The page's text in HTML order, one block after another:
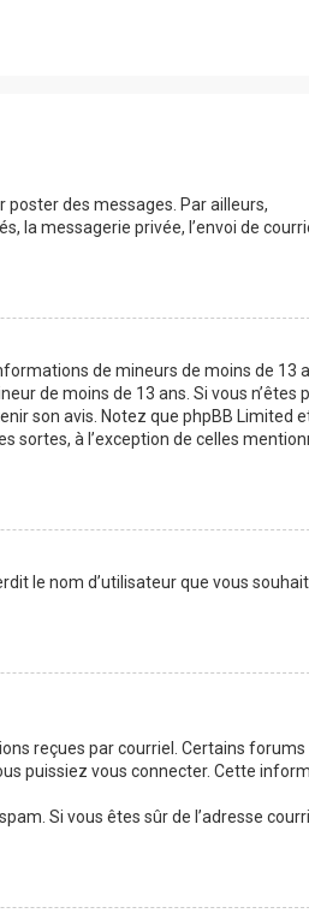
des messages. Par ailleurs,
la messagerie privée, l’envoi de
de mineurs de moins de 13
de moins de 13 ans. Si vous n’êtes
son avis. Notez que phpBB Limited
sortes, à l’exception de celles
le nom d’utilisateur que vous
reçues par courriel. Certains forums
puissiez vous connecter. Cette
Si vous êtes sûr de l’adresse